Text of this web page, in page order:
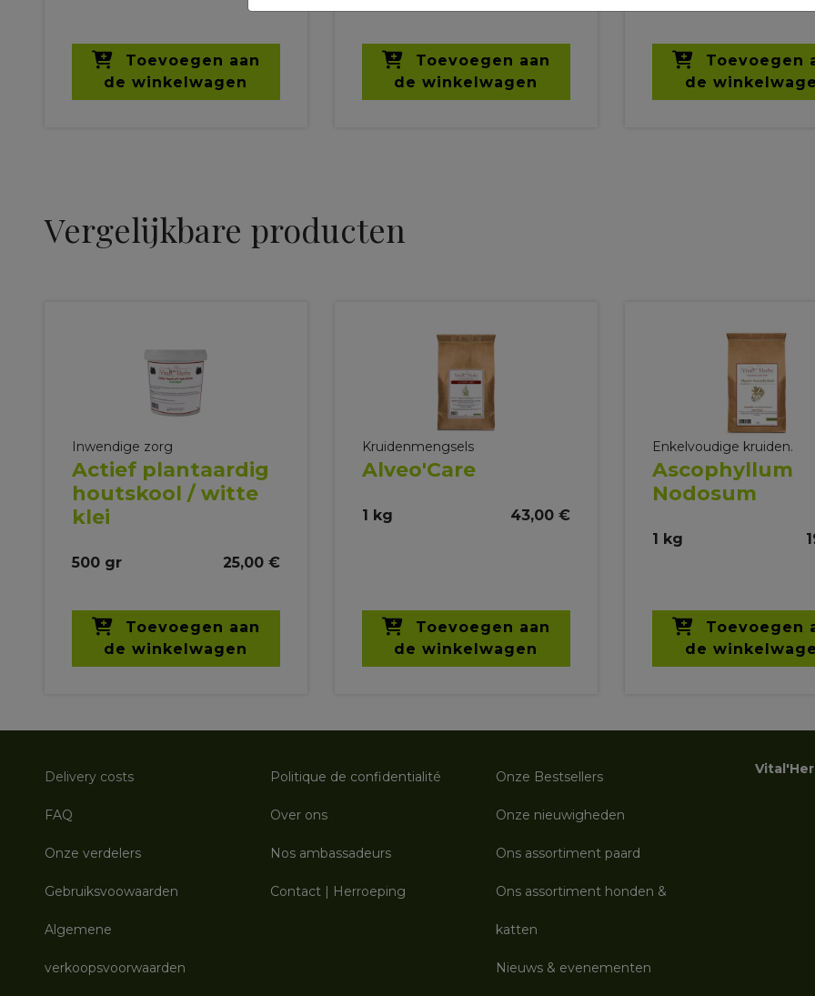
Toevoegen aan
de winkelwagen
Toevoegen aan
de winkelwagen
Toevoegen
de
Vergelijkbare producten
Inwendige zorg
Actief plantaardig
houtskool / witte
klei
500 gr 25,00 €
Toevoegen aan
de winkelwagen
Kruidenmengsels
Alveo'Care
1 kg 43,00 €
Toevoegen aan
de winkelwagen
Enkelvoudige kruiden.
Ascophyllum
Nodosum
1 kg
Toevoegen
de
Delivery costs
FAQ
Onze verdelers
Gebruiksvoowaarden
Algemene
verkoopsvoorwaarden
Politique de confidentialité
Over ons
Nos ambassadeurs
Contact| Herroeping
Onze Bestsellers
Onze nieuwigheden
Ons assortiment paard
Ons assortiment honden &
katten
Nieuws & evenementen